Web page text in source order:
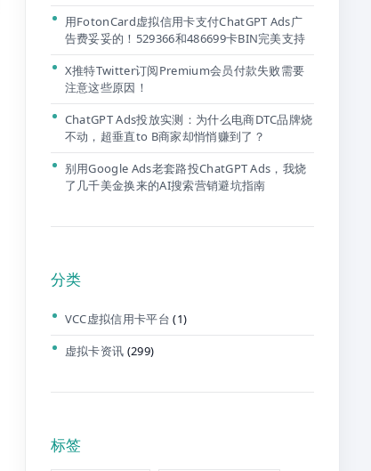
用FotonCard虚拟信用卡支付ChatGPT Ads广
告费妥妥的！529366和486699卡BIN完美支持
X推特Twitter订阅Premium会员付款失败需要
注意这些原因！
ChatGPT Ads投放实测：为什么电商DTC品牌烧
不动，超垂直to B商家却悄悄赚到了？
别用Google Ads老套路投ChatGPT Ads，我烧
了几千美金换来的AI搜索营销避坑指南
分类
VCC虚拟信用卡平台 (1)
虚拟卡资讯 (299)
标签